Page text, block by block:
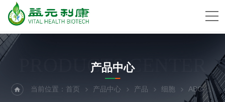
PRODUCTS CENTER
产品中心
当前位置：首页 产品中心 产品 细胞 ABC-TC4102Rat Calvariae Osteoblasts